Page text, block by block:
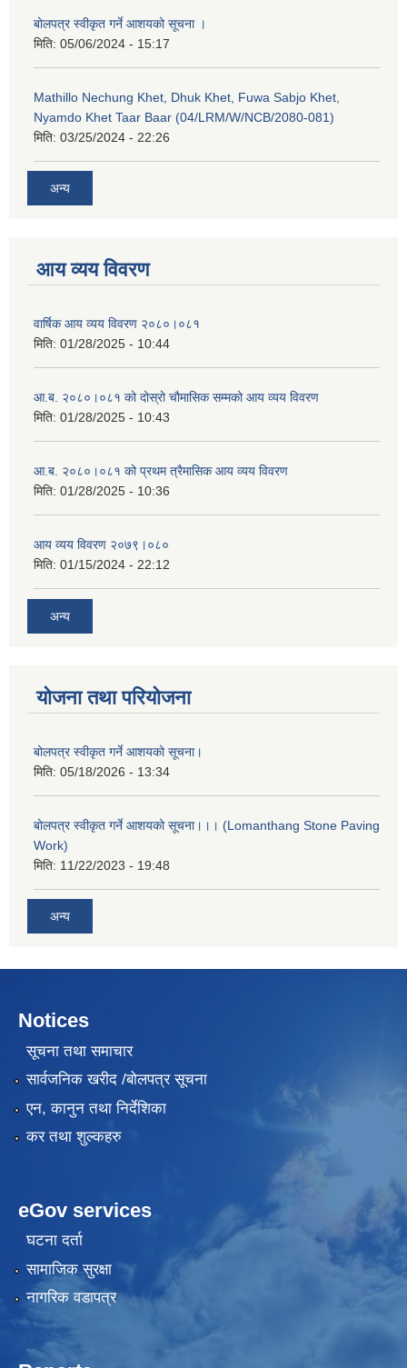
बोलपत्र स्वीकृत गर्ने आशयको सूचना ।
मिति: 05/06/2024 - 15:17
Mathillo Nechung Khet, Dhuk Khet, Fuwa Sabjo Khet,
Nyamdo Khet Taar Baar (04/LRM/W/NCB/2080-081)
मिति: 03/25/2024 - 22:26
अन्य
आय व्यय विवरण
वार्षिक आय व्यय विवरण २०८०।०८१
मिति: 01/28/2025 - 10:44
आ.ब. २०८०।०८१ को दोस्रो चौमासिक सम्मको आय व्यय विवरण
मिति: 01/28/2025 - 10:43
आ.ब. २०८०।०८१ को प्रथम त्रैमासिक आय व्यय विवरण
मिति: 01/28/2025 - 10:36
आय व्यय विवरण २०७९।०८०
मिति: 01/15/2024 - 22:12
अन्य
योजना तथा परियोजना
बोलपत्र स्वीकृत गर्ने आशयको सूचना।
मिति: 05/18/2026 - 13:34
बोलपत्र स्वीकृत गर्ने आशयको सूचना।।। (Lomanthang Stone Paving
Work)
मिति: 11/22/2023 - 19:48
अन्य
Notices
सूचना तथा समाचार
सार्वजनिक खरीद /बोलपत्र सूचना
एन, कानुन तथा निर्देशिका
कर तथा शुल्कहरु
eGov services
घटना दर्ता
सामाजिक सुरक्षा
नागरिक वडापत्र